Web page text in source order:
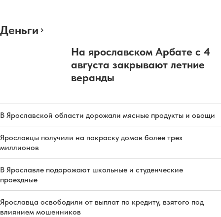
Деньги
На ярославском Арбате с 4
августа закрывают летние
веранды
В Ярославской области дорожали мясные продукты и овощи
Ярославцы получили на покраску домов более трех
миллионов
В Ярославле подорожают школьные и студенческие
проездные
Ярославца освободили от выплат по кредиту, взятого под
влиянием мошенников